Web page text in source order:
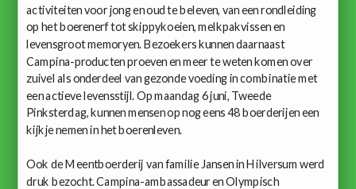
activiteiten voor jong en oud te beleven, van een rondleiding
op het boerenerf tot skippykoeien, melkpakvissen en
levensgroot memoryen. Bezoekers kunnen daarnaast
Campina-producten proeven en meer te weten komen over
zuivel als onderdeel van gezonde voeding in combinatie met
een actieve levensstijl. Op maandag 6 juni, Tweede
Pinksterdag, kunnen mensen op nog eens 48 boerderijen een
kijkje nemen in het boerenleven.
Ook de Meentboerderij van familie Jansen in Hilversum werd
druk bezocht. Campina-ambassadeur en Olympisch